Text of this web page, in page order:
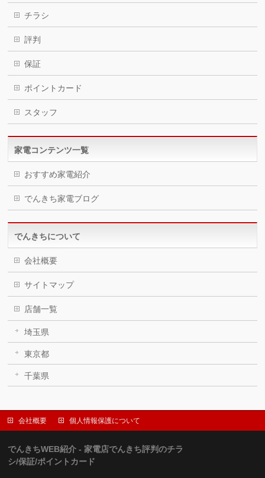
チラシ
評判
保証
ポイントカード
スタッフ
家電コンテンツ一覧
おすすめ家電紹介
でんきち家電ブログ
でんきちについて
会社概要
サイトマップ
店舗一覧
埼玉県
東京都
千葉県
会社概要 個人情報保護について
でんきちWEB紹介 - 家電店でんきち評判のチラ
シ/保証/ポイントカード